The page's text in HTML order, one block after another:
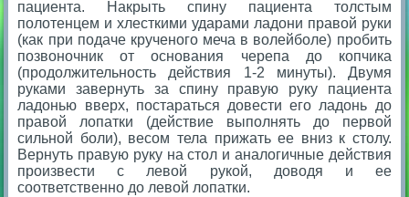
пациента. Накрыть спину пациента толстым
полотенцем и хлесткими ударами ладони правой руки
(как при подаче крученого меча в волейболе) пробить
позвоночник от основания черепа до копчика
(продолжительность действия 1-2 минуты). Двумя
руками завернуть за спину правую руку пациента
ладонью вверх, постараться довести его ладонь до
правой лопатки (действие выполнять до первой
сильной боли), весом тела прижать ее вниз к столу.
Вернуть правую руку на стол и аналогичные действия
произвести с левой рукой, доводя и ее
соответственно до левой лопатки.